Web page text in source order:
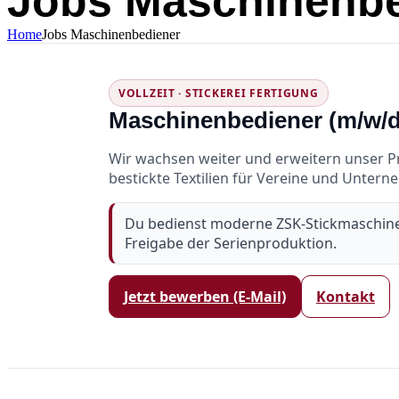
HomeJobs Maschinenbediener
VOLLZEIT · STICKEREI FERTIGUNG
Maschinenbediener (m/
Wir wachsen weiter und erweitern unser
bestickte Textilien für Vereine und
Du bedienst moderne
Freigabe der Serienproduktion.
Jetzt bewerben (E‑Mail) Kontakt